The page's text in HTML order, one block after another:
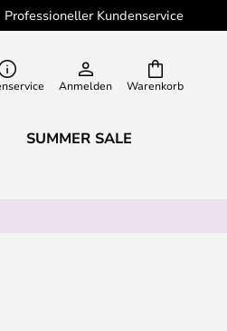
Professioneller Kundenservice
Warenkorb
Anmelden
SUMMER SALE